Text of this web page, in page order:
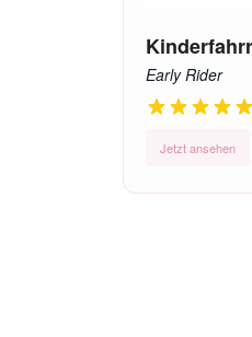
Early Rider
Jetzt ansehen